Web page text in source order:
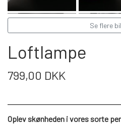
DAYBED/
MONTERING
Se flere
Loftlampe
799,00 DKK
Oplev skønheden i vores sorte